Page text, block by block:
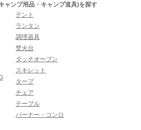
ャンプ用品・キャンプ道具)を探す
テント
ランタン
調理器具
焚火台
ダッチオーブン
スキレット
タープ
チェア
テーブル
バーナー・コンロ